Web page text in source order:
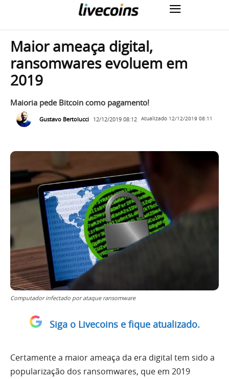
Maior ameaça digital,
ransomwares evoluem em
2019
Maioria pede Bitcoin como pagamento!
Gustavo Bertolucci 12/12/2019 08:12 Atualizado 12/12/2019 08:11
Computador infectado por ataque ransomware
Siga o Livecoins e fique atualizado.
Certamente a maior ameaça da era digital tem sido a
popularização dos ransomwares, que em 2019